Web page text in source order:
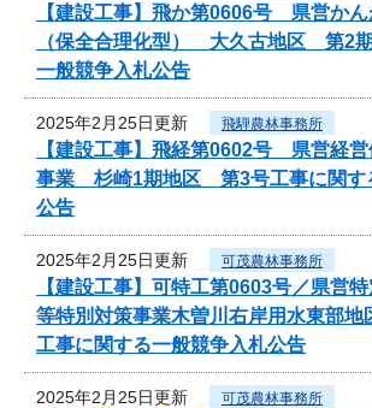
【建設工事】飛か第0606号 県営か
（保全合理化型） 大久古地区 第2
一般競争入札公告
2025年2月25日更新 飛騨農林事務所
【建設工事】飛経第0602号 県営経
事業 杉崎1期地区 第3号工事に関す
公告
2025年2月25日更新 可茂農林事務所
【建設工事】可特工第0603号／県営
等特別対策事業木曽川右岸用水東部地
工事に関する一般競争入札公告
2025年2月25日更新 可茂農林事務所